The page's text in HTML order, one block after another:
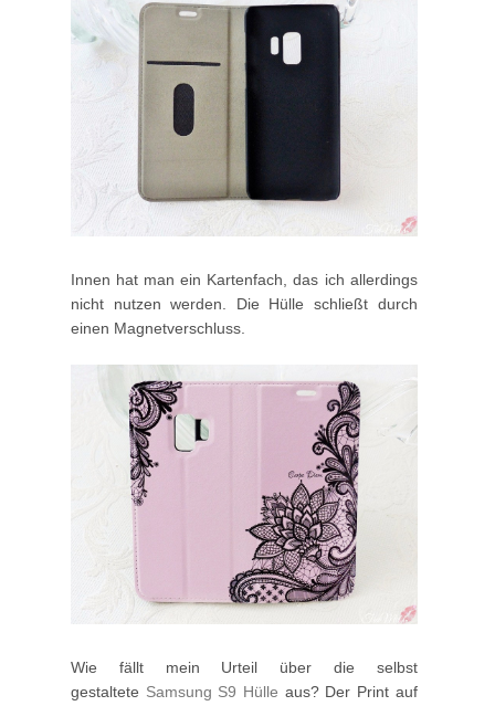
Innen hat man ein Kartenfach, das ich allerdings
nicht nutzen werden. Die Hülle schließt durch
einen Magnetverschluss.
Wie fällt mein Urteil über die selbst
gestaltete Samsung S9 Hülle aus? Der Print auf